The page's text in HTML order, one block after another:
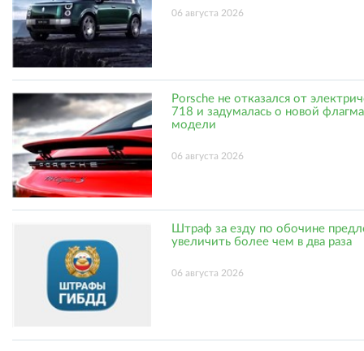
06 августа 2026
Porsche не отказался от
718 и задумалась о новой
модели
06 августа 2026
Штраф за езду по обочине
увеличить более чем в два раза
06 августа 2026